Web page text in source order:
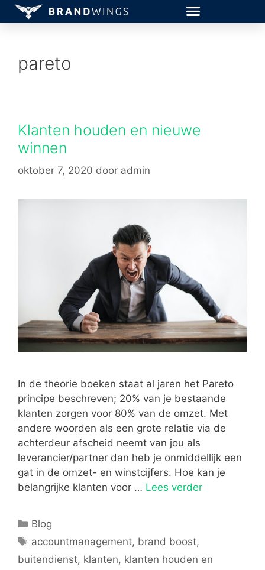
pareto
Klanten houden en nieuwe
winnen
oktober 7, 2020 door admin
In de theorie boeken staat al jaren het Pareto
principe beschreven; 20% van je bestaande
klanten zorgen voor 80% van de omzet. Met
andere woorden als een grote relatie via de
achterdeur afscheid neemt van jou als
leverancier/partner dan heb je onmiddellijk een
gat in de omzet- en winstcijfers. Hoe kan je
belangrijke klanten voor … Lees verder
Blog
accountmanagement, brand boost,
buitendienst, klanten, klanten houden en